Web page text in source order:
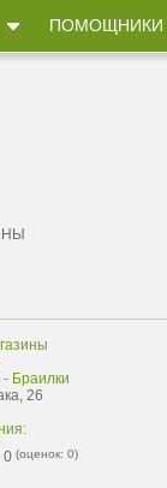
ПОМОЩНИКИ
- Браилки
26
0 (оценок: 0)